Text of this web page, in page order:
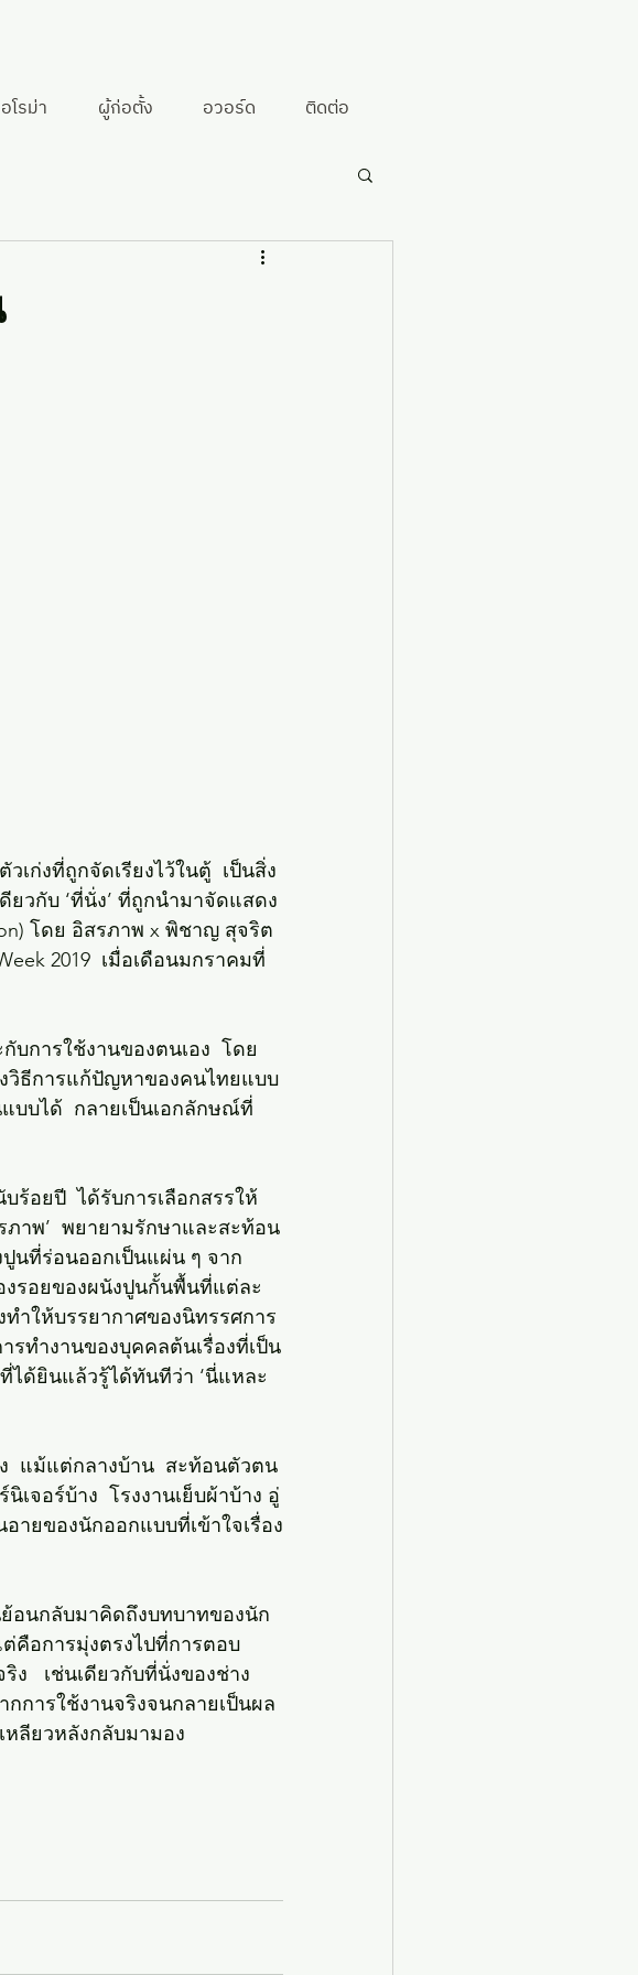
อโรม่า ผู้ก่อตั้ง อวอร์ด ติดต่อ
เก่งที่ถูกจัดเรียงไว้ในตู้  เป็นสิ่ง
ยวกับ ‘ที่นั่ง’ ที่ถูกนำมาจัดแสดง
โดย อิสรภาพ x พิชาญ สุจริต
2019  เมื่อเดือนมกราคมที่
บการใช้งานของตนเอง  โดย
วิธีการแก้ปัญหาของคนไทยแบบ
บบได้  กลายเป็นเอกลักษณ์ที่
อยปี  ได้รับการเลือกสรรให้
าพ’  พยายามรักษาและสะท้อน
นที่ร่อนออกเป็นแผ่น ๆ จาก
งรอยของผนังปูนกั้นพื้นที่แต่ละ
ทำให้บรรยากาศของนิทรรศการ
รทำงานของบุคคลต้นเรื่องที่เป็น
ได้ยินแล้วรู้ได้ทันทีว่า ‘นี่แหละ
แม้แต่กลางบ้าน  สะท้อนตัวตน
เจอร์บ้าง  โรงงานเย็บผ้าบ้าง อู่
ายของนักออกแบบที่เข้าใจเรื่อง
ย้อนกลับมาคิดถึงบทบาทของนัก
คือการมุ่งตรงไปที่การตอบ
ง   เช่นเดียวกับที่นั่งของช่าง
การใช้งานจริงจนกลายเป็นผล
หลียวหลังกลับมามอง